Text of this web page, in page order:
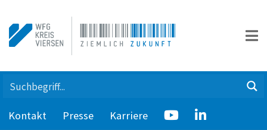
Kontakt Presse Karriere